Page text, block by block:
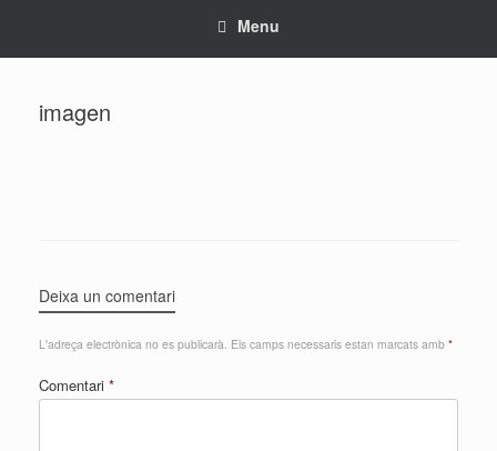
Menu
imagen
Deixa un comentari
L'adreça electrònica no es publicarà. Els camps necessaris estan marcats amb *
Comentari *